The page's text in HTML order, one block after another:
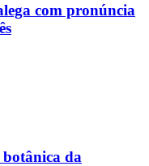
com pronúncia
da